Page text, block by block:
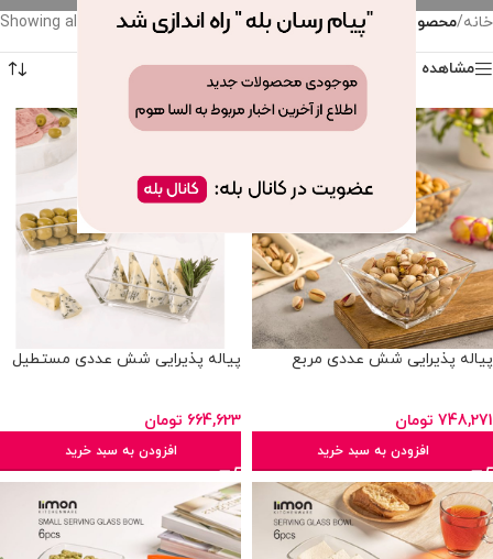
خانه/محصولات برچسب خورده “پیاله” Showing all 4 results
مشاهده فیلترها
پیاله پذیرایی شش عددی مربع
748,271 تومان
افزودن به سبد خرید
پیاله پذیرایی شش عددی مستطیل
664,623 تومان
افزودن به سبد خرید